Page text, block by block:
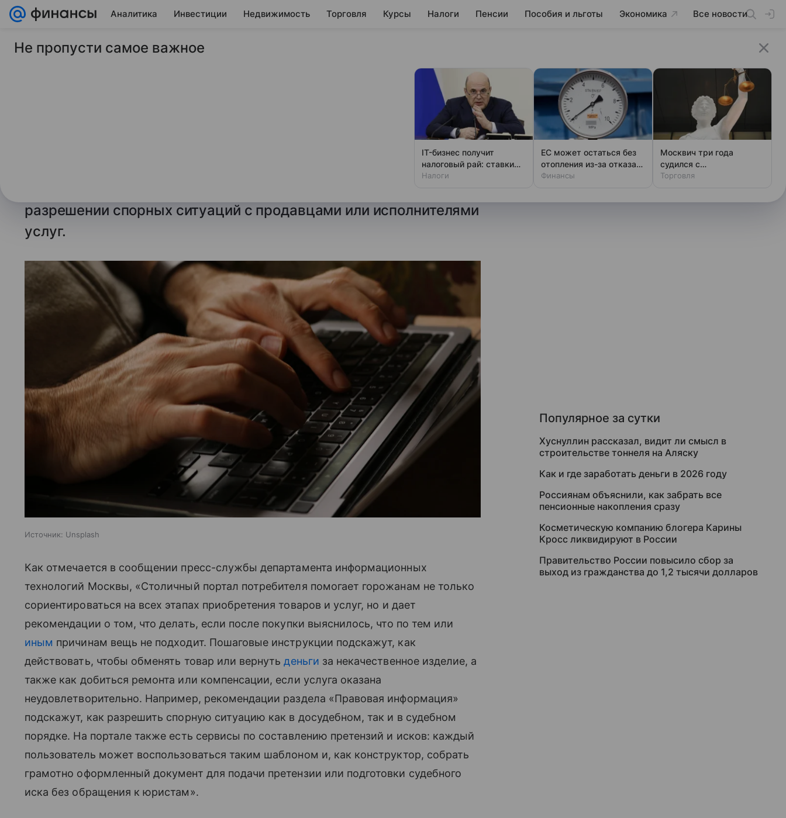
Аналитика Инвестиции Недвижимость Торговля Курсы Налоги Пенсии Пособия и льготы Экономика Все новости
27 июня 2026 Финансы Mail
поможет решить спорную ситуацию с
На официальном сайте мэра Москвы сообщается, что столичный
разрешении спорных ситуаций с продавцами или исполнителями
услуг.
Источник: Unsplash
Как отмечается в сообщении пресс-службы департамента информационных
технологий Москвы, «Столичный портал потребителя помогает горожанам не только
сориентироваться на всех этапах приобретения товаров и услуг, но и дает
рекомендации о том, что делать, если после покупки выяснилось, что по тем или
иным причинам вещь не подходит. Пошаговые инструкции подскажут, как
действовать, чтобы обменять товар или вернутьденьги за некачественное изделие, а
также как добиться ремонта или компенсации, если услуга оказана
неудовлетворительно. Например, рекомендации раздела «Правовая информация»
подскажут, как разрешить спорную ситуацию как в досудебном, так и в судебном
порядке. На портале также есть сервисы по составлению претензий и исков: каждый
пользователь может воспользоваться таким шаблоном и, как конструктор, собрать
грамотно оформленный документ для подачи претензии или подготовки судебного
иска без обращения к юристам».
Популярное за сутки
Хуснуллин рассказал, видит ли смысл в
строительстве тоннеля на Аляску
Как и где заработать деньги в 2026 году
Россиянам объяснили, как забрать все
пенсионные накопления сразу
Косметическую компанию блогера Карины
Кросс ликвидируют в России
Правительство России повысило сбор за
выход из гражданства до 1,2 тысячи долларов
Не пропусти самое важное
IT-бизнес получит
налоговый рай: ставки
снижают до 3%
Налоги
ЕС может остаться без
отопления из-за отказа
ФРГ закупать газ
Финансы
Москвич три года
судился с
маркетплейсом из-за
Торговля